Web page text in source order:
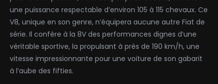
une puissance respectable d’environ 105 à 115 chevaux. Ce
V8, unique en son genre, n’équipera aucune autre Fiat de
série. Il confère à la 8V des performances dignes d’une
véritable sportive, la propulsant à près de 190 km/h, une
vitesse impressionnante pour une voiture de son gabarit
à l’aube des fifties.